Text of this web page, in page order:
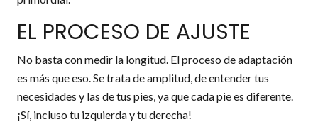
EL PROCESO DE AJUSTE
No basta con medir la longitud. El proceso de adaptación
es más que eso. Se trata de amplitud, de entender tus
necesidades y las de tus pies, ya que cada pie es diferente.
¡Sí, incluso tu izquierda y tu derecha!